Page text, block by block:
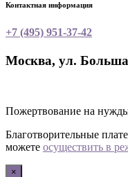
Контактная информация
+7 (495) 951-37-42
Москва, ул.
Пожертвование на
Благотворительные
можете осуществить в
×